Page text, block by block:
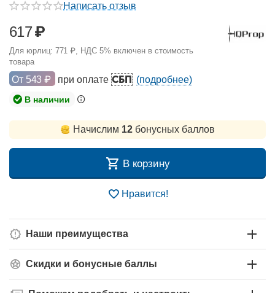
Написать отзыв
617₽
Для юрлиц: 771 ₽, НДС 5% включен в стоимость
товара
От 543 ₽ при оплатеСБП (подробнее)
В наличии
Начислим 12бонусных баллов
В корзину
Нравится!
Наши преимущества
Скидки и бонусные баллы